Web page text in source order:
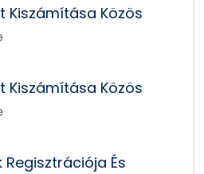
Kiszámítása Közös
Kiszámítása Közös
Regisztrációja És